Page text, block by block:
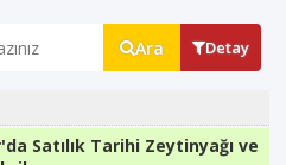
Ara Detay
Satılık Tarihi Zeytinyağı ve